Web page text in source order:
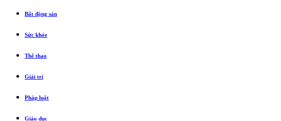
Bất động sản
Sức khỏe
Thể thao
Giải trí
Pháp luật
Giáo dục